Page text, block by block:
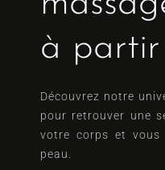
à
Découvrez notre
pour retrouver une
votre corps et
peau.